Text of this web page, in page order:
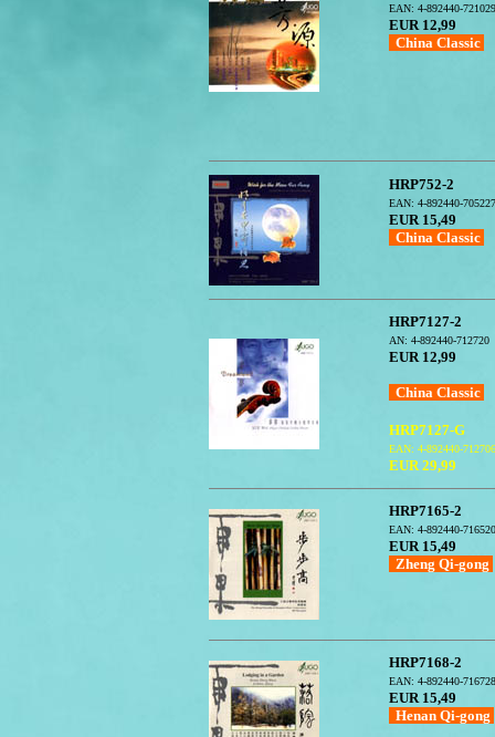
EAN: 4-892440-721029
EUR 12,99
China Classic
HRP752-2
EAN: 4-892440-705227
EUR 15,49
China Classic
HRP7127-2
AN: 4-892440-712720
EUR 12,99
China Classic
HRP7127-G
EAN: 4-892440-712706
EUR 29,99
HRP7165-2
EAN: 4-892440-716520
EUR 15,49
Zheng Qi-gong
HRP7168-2
EAN: 4-892440-716728
EUR 15,49
Henan Qi-gong